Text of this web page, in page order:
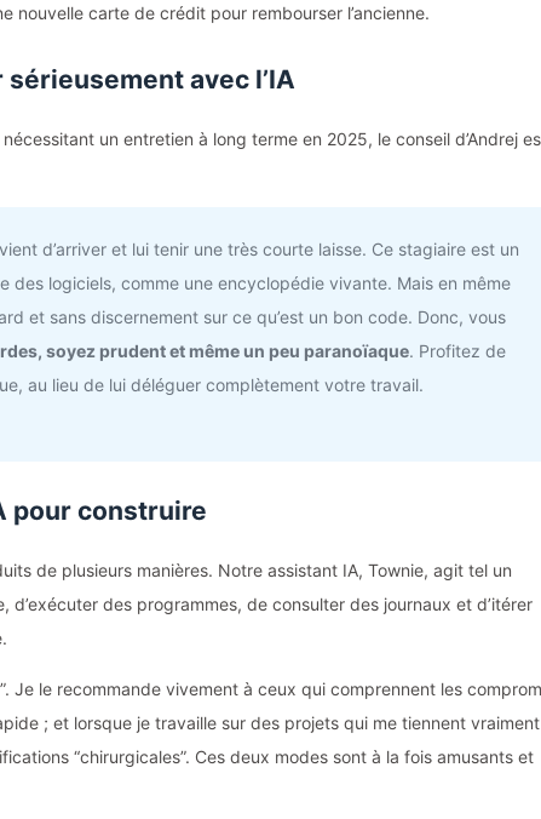
nouvelle carte de crédit pour rembourser l’ancienne.
avec l’IA
un entretien à long terme en 2025, le conseil d’Andrej
d’arriver et lui tenir une très courte laisse. Ce stagiaire est un
des logiciels, comme une encyclopédie vivante. Mais en même
et sans discernement sur ce qu’est un bon code. Donc, vous
soyez prudent et même un peu paranoïaque. Profitez de
au lieu de lui déléguer complètement votre travail.
pour construire
de plusieurs manières. Notre assistant IA, Townie, agit tel un
des programmes, de consulter des journaux et d’itérer
Je le recommande vivement à ceux qui comprennent les
; et lorsque je travaille sur des projets qui me tiennent
“chirurgicales”. Ces deux modes sont à la fois amusants et